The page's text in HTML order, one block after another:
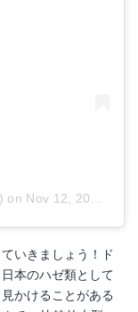
on Nov 12, 2018 at 6:25pm PST
いきましょう！ド
本のハゼ類として
かけることがある